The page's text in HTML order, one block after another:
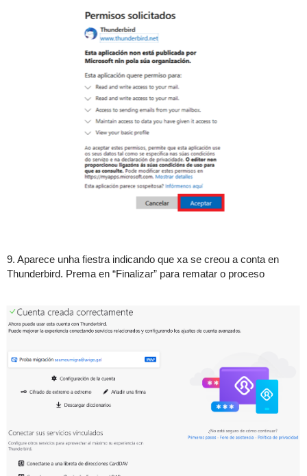
9. Aparece unha fiestra indicando que xa se creou a conta en
Thunderbird. Prema en “Finalizar” para rematar o proceso